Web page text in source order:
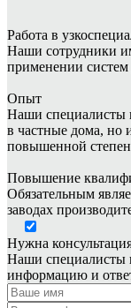
Работа в
Наши сотрудники
применении
Опыт
Наши специалисты
в частные дома, но
повышенной
Повышение
Обязательным
заводах
Нужна
Наши специалисты
информацию и